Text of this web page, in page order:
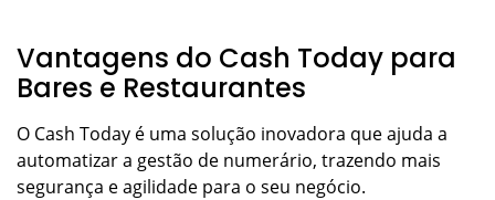
Vantagens do Cash Today para
Bares e Restaurantes
O Cash Today é uma solução inovadora que ajuda a
automatizar a gestão de numerário, trazendo mais
segurança e agilidade para o seu negócio.